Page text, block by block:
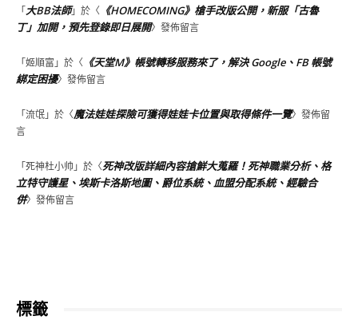
「大BB法師」於〈 《HOMECOMING》槍手改版公開，新服「古魯
丁」加開，預先登錄即日展開〉發佈留言
「姬順富 」於〈 《天堂M》帳號轉移服務來了，解決 Google、FB 帳號
綁定困擾〉發佈留言
「流氓」於〈魔法娃娃探險可獲得娃娃卡位置與取得條件一覽〉發佈留
言
「死神杜小帅 」於〈死神改版詳細內容搶鮮大蒐羅！死神職業分析、格
立特守護星、埃斯卡洛斯地圖、爵位系統、血盟分配系統、經驗合
併〉發佈留言
標籤